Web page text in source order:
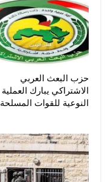
حزب البعث العربي
الاشتراكي يبارك العملية
النوعية للقوات المسلحة